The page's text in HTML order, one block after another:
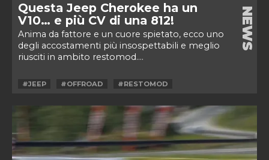
Questa Jeep Cherokee ha un
V10… e più CV di una 812!
Anima da fattore e un cuore spietato, ecco uno
degli accostamenti più insospettabili e meglio
riusciti in ambito restomod....
NEWS
#JEEP #OFFROAD #RESTOMOD